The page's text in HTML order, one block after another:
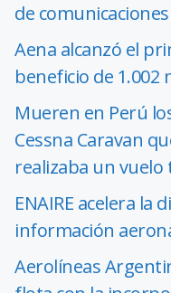
de
Aena alcanzó el
beneficio de 1.002
Mueren en Perú
Cessna Caravan
realizaba un
ENAIRE acelera la
información
Aerolíneas